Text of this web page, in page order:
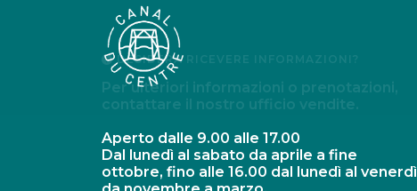
DESIDERA RICEVERE INFORMAZIONI?
Per ulteriori informazioni o prenotazioni,
contattare il nostro ufficio vendite.
Aperto dalle 9.00 alle 17.00
Dal lunedì al sabato da aprile a fine
ottobre, fino alle 16.00 dal lunedì al venerdì